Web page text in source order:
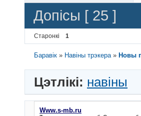
Допісы [ 25 ]
Старонкі 1
Баравік » Навіны трэкера » Новы
Цэтлікі: навіны
Www.s-mb.ru